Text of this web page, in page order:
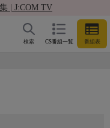
| J:COM TV
CS番組一覧 番組表
検索